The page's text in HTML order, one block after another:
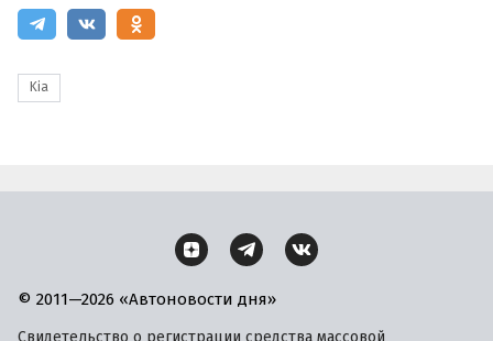
Kia
© 2011—2026 «Автоновости дня»